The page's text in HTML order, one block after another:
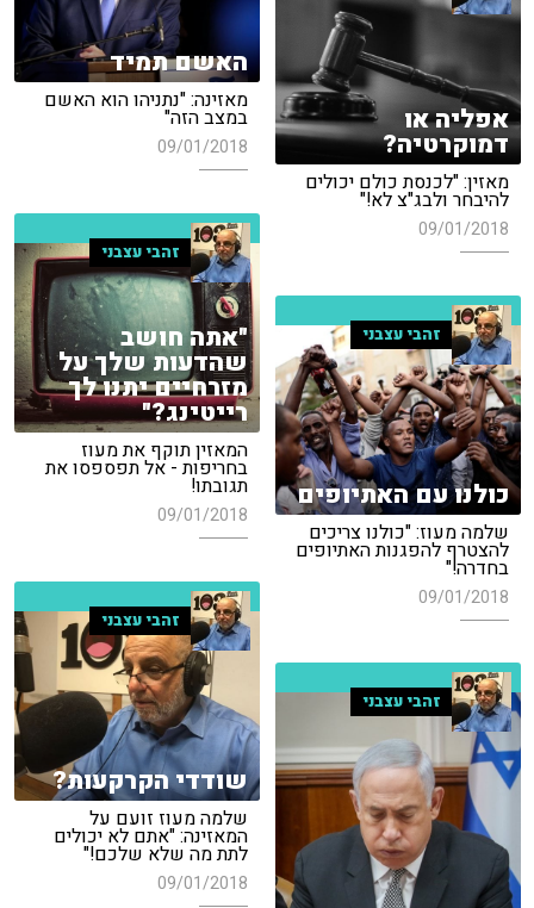
האשם תמיד
מאזינה: "נתניהו הוא האשם
במצב הזה"
09/01/2018
אפליה או
דמוקרטיה?
מאזין: "לכנסת כולם יכולים
להיבחר ולבג"צ לא!"
09/01/2018
זהבי עצבני
"אתה חושב
שהדעות שלך על
מזרחיים יתנו לך
רייטינג?"
המאזין תוקף את מעוז
בחריפות - אל תפספסו את
תגובתו!
09/01/2018
זהבי עצבני
כולנו עם האתיופים
שלמה מעוז: "כולנו צריכים
להצטרף להפגנות האתיופים
בחדרה!"
09/01/2018
זהבי עצבני
שודדי הקרקעות?
שלמה מעוז זועם על
המאזינה: "אתם לא יכולים
לתת מה שלא שלכם!"
09/01/2018
זהבי עצבני